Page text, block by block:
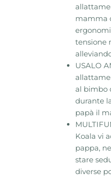
mamma
tensione
USALO
al bimbo
durante
papà il
Koala vi
pappa,
stare
diverse